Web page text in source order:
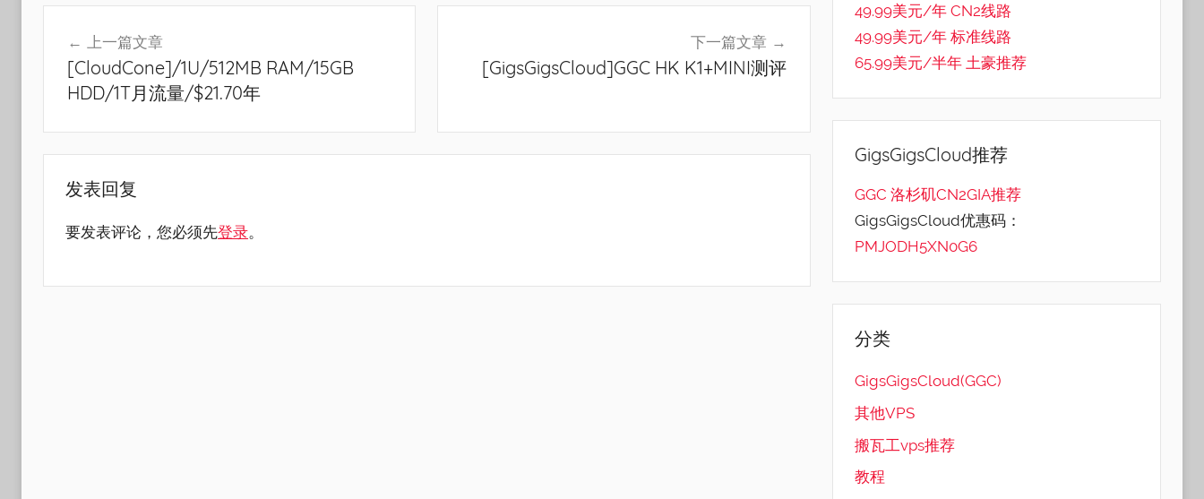
上一篇文章
[CloudCone]/1U/512MB RAM/15GB
HDD/1T月流量/$21.70年
下一篇文章
[GigsGigsCloud]GGC HK K1+MINI测评
发表回复
要发表评论，您必须先登录。
49.99美元/年 CN2线路
49.99美元/年 标准线路
65.99美元/半年 土豪推荐
GigsGigsCloud推荐
GGC 洛杉矶CN2GIA推荐
GigsGigsCloud优惠码：
PMJODH5XN0G6
分类
GigsGigsCloud(GGC)
其他VPS
搬瓦工vps推荐
教程